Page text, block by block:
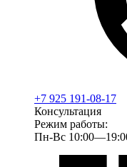
+7 925 191-08-17
Консультация
Режим работы:
Пн-Вс